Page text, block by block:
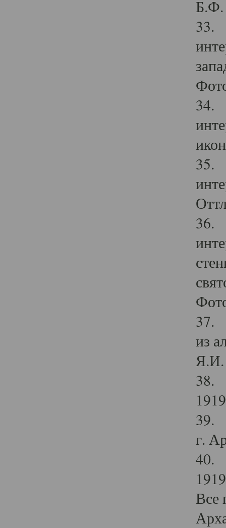
Б.Ф.
33.
34.
35.
36.
37.
из
Я.И.
38.
39.
г.
40.
Все